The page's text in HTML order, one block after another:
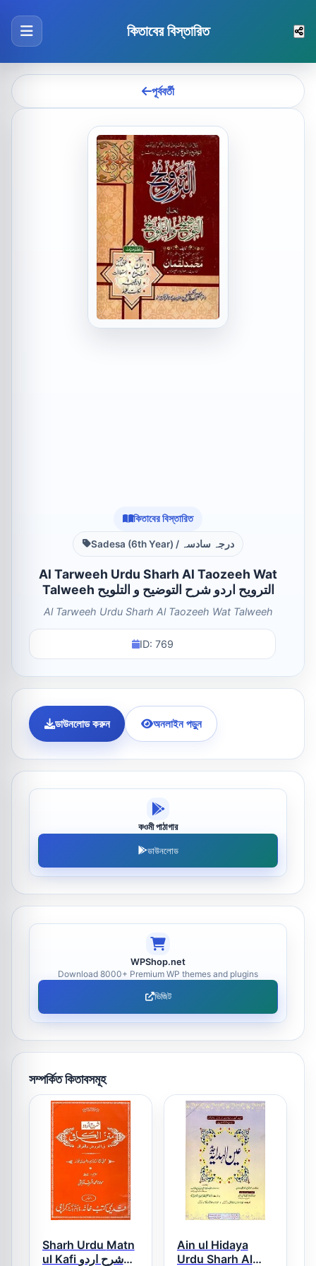
কিতাবের বিস্তারিত
পূর্ববর্তী
কিতাবের বিস্তারিত
Sadesa (6th Year) / درجہ سادسہ
Al Tarweeh Urdu Sharh Al Taozeeh Wat
Talweeh الترویح اردو شرح التوضیح و التلویح
Al Tarweeh Urdu Sharh Al Taozeeh Wat Talweeh
ID: 769
ডাউনলোড করুন অনলাইন পড়ুন
কওমী পাঠাগার
ডাউনলোড
WPShop.net
Download 8000+ Premium WP themes and plugins
ভিজিট
সম্পর্কিত কিতাবসমূহ
Sharh Urdu Matn
ul Kafi شرح اردو
Ain ul Hidaya
Urdu Sharh Al